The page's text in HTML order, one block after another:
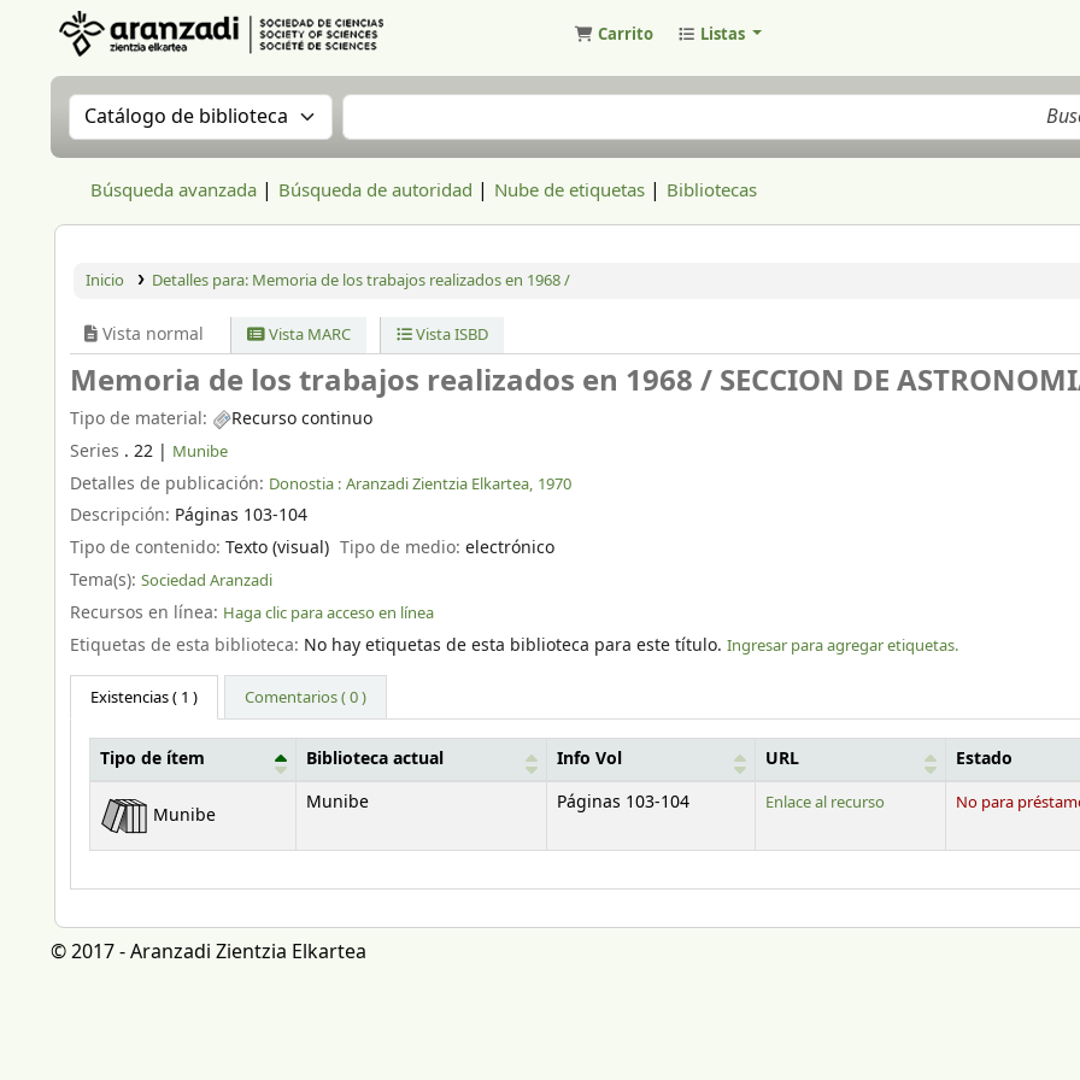
Carrito Listas
Buscar en el catálogo por:Buscar en el catálogo
Búsqueda avanzada Búsqueda de autoridad Nube de etiquetas Bibliotecas
Inicio Detalles para: Memoria de los trabajos realizados en 1968 /
Vista normal Vista MARC Vista ISBD
Memoria de los trabajos realizados en 1968 /SECCION DE
Tipo de material:
Recurso continuo
Series . 22 | Munibe
Detalles de publicación: Donostia : Aranzadi Zientzia Elkartea, 1970
Descripción: Páginas 103-104
Tipo de contenido: Texto (visual) Tipo de medio:electrónico
Tema(s): Sociedad Aranzadi
Recursos en línea: Haga clic para acceso en línea
Etiquetas de esta biblioteca: No hay etiquetas de esta biblioteca para este título. Ingresar para agregar etiquetas.
Existencias( 1 ) Comentarios ( 0 )
Existencias
Tipo de ítem Biblioteca actual Info Vol URL Estado
Munibe
Munibe Páginas 103-104 Enlace al recurso No para
© 2017 - Aranzadi Zientzia Elkartea